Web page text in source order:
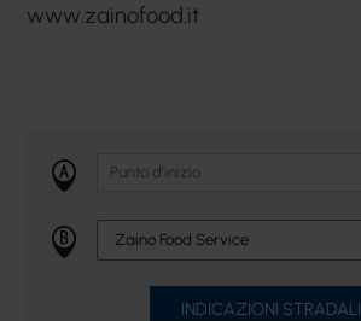
www.zainofood.it
INDICAZIONI STRADALI